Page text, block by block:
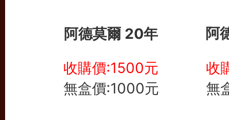
阿德莫爾 20年 阿
收購價:1500元
無盒價:1000元
收
無